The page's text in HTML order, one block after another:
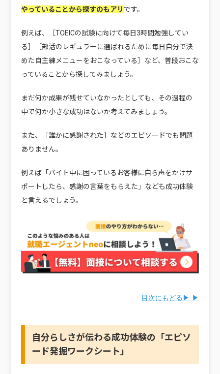
やっていることから探すのもアリ です。
例えば、［TOEICの試験に向けて毎日3時間勉強してい
る］［部活のレギュラーに選ばれるために毎日自分で決
めた自主練メニューをおこなっている］など、普段おこな
っていることから探してみましょう。
まだ何か成果が残せていなかったとしても、その過程の
中で何か小さな成功はないか考えてみましょう。
また、［誰かに感謝された］などのエピソードでも問題
ありません。
例えば「バイト中に困っているお客様に自ら声をかけサ
ポートしたら、感謝の言葉をもらえた」なども成功体験
と言えるでしょう。
目次にもどる▶ ▶
自分らしさが伝わる成功体験の「エピソ
ード発掘ワークシート」